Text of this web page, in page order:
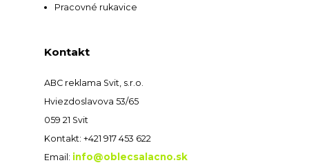
Pracovné rukavice
Kontakt
ABC reklama Svit, s.r.o.
Hviezdoslavova 53/65
059 21 Svit
Kontakt: +421 917 453 622
Email: info@oblecsalacno.sk